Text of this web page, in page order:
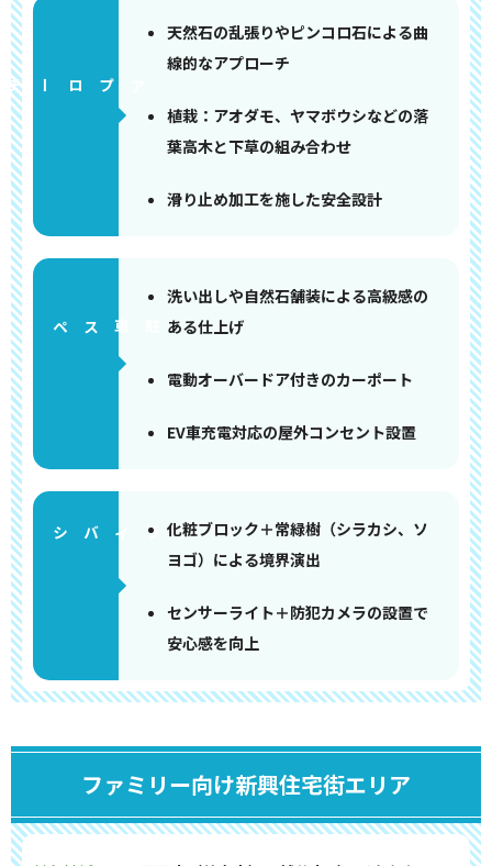
アプローチ
天然石の乱張りやピンコロ石による曲
線的なアプローチ
植栽：アオダモ、ヤマボウシなどの落
葉高木と下草の組み合わせ
滑り止め加工を施した安全設計
洗い出しや自然石舗装による高級感の
ある仕上げ
電動オーバードア付きのカーポート
EV車充電対応の屋外コンセント設置
化粧ブロック＋常緑樹（シラカシ、ソ
ヨゴ）による境界演出
センサーライト＋防犯カメラの設置で
安心感を向上
ファミリー向け新興住宅街エリア